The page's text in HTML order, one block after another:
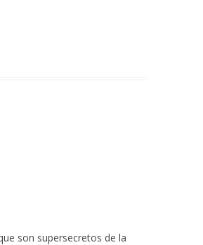
son supersecretos de la